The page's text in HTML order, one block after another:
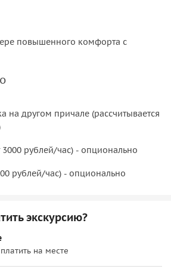
случаях из жизни Северной
позитива, но и узнаете что-то новое
опытный приветливый капитан.
гида.
повышенного комфорта с
на другом причале (рассчитывается
3000 рублей/час) - опционально
рублей/час) - опционально
экскурсию?
на месте